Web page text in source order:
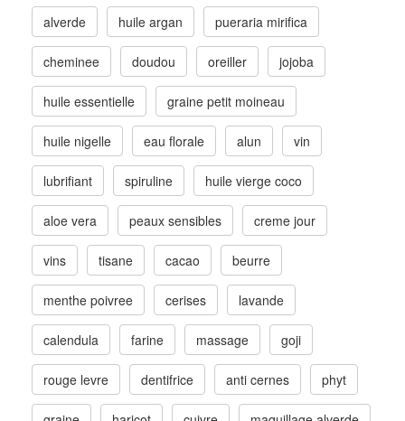
alverde huile argan pueraria mirifica
cheminee doudou oreiller jojoba
huile essentielle graine petit moineau
huile nigelle eau florale alun vin
lubrifiant spiruline huile vierge coco
aloe vera peaux sensibles creme jour
vins tisane cacao beurre
menthe poivree cerises lavande
calendula farine massage goji
rouge levre dentifrice anti cernes phyt